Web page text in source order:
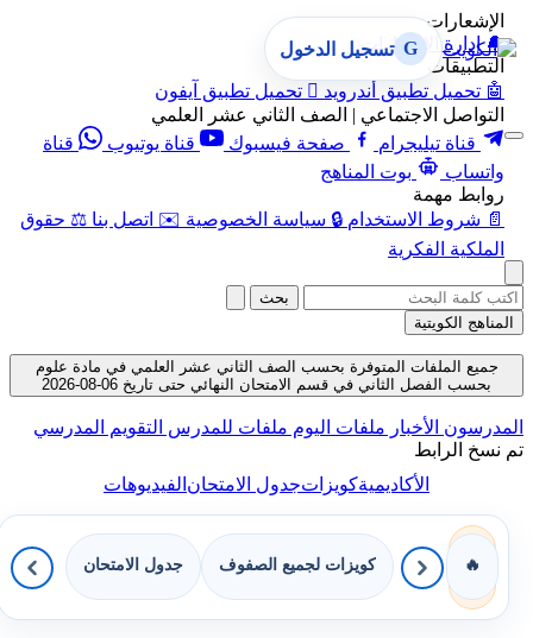
الإشعارات
🔔 إدارة الإشعارات
التطبيقات
🤖 تحميل تطبيق أندرويد  تحميل تطبيق آيفون
التواصل الاجتماعي | الصف الثاني عشر العلمي
قناة تيليجرام
صفحة فيسبوك قناة يوتيوب
قناة
واتساب
بوت المناهج
روابط مهمة
📄 شروط الاستخدام 🔒 سياسة الخصوصية ✉️ اتصل بنا ⚖️ حقوق
الملكية الفكرية
G تسجيل الدخول
بحث
المناهج الكويتية
جميع الملفات المتوفرة بحسب الصف الثاني عشر العلمي في مادة علوم
بحسب الفصل الثاني في قسم الامتحان النهائي حتى تاريخ 06-08-2026
المدرسون الأخبار ملفات اليوم ملفات للمدرس التقويم المدرسي
تم نسخ الرابط
الأكاديميةكويزاتجدول الامتحانالفيديوهات
🔥 كويزات لجميع الصفوف جدول الامتحان